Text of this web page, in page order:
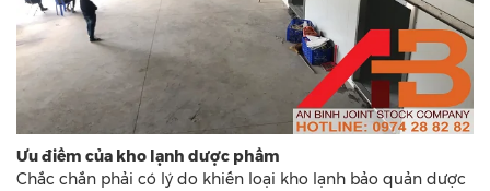
Ưu điểm của kho lạnh dược phẩm
Chắc chắn phải có lý do khiến loại kho lạnh bảo quản dược